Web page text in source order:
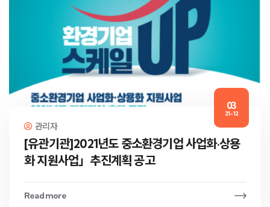
03
21-12
관리자
[유관기관]2021년도 중소환경기업 사업화·상용
화 지원사업」추진계획 공고
Read more